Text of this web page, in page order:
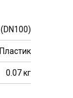
Пластик
0.07 кг